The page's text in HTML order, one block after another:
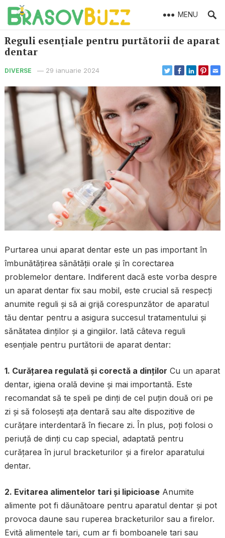
MENU
Reguli esențiale pentru purtătorii de aparat
dentar
DIVERSE — 29 ianuarie 2024
Purtarea unui aparat dentar este un pas important în
îmbunătățirea sănătății orale și în corectarea
problemelor dentare. Indiferent dacă este vorba despre
un aparat dentar fix sau mobil, este crucial să respecți
anumite reguli și să ai grijă corespunzător de aparatul
tău dentar pentru a asigura succesul tratamentului și
sănătatea dinților și a gingiilor. Iată câteva reguli
esențiale pentru purtătorii de aparat dentar:
1. Curățarea regulată și corectă a dinților Cu un aparat
dentar, igiena orală devine și mai importantă. Este
recomandat să te speli pe dinți de cel puțin două ori pe
zi și să folosești ața dentară sau alte dispozitive de
curățare interdentară în fiecare zi. În plus, poți folosi o
periuță de dinți cu cap special, adaptată pentru
curățarea în jurul bracketurilor și a firelor aparatului
dentar.
2. Evitarea alimentelor tari și lipicioaseAnumite
alimente pot fi dăunătoare pentru aparatul dentar și pot
provoca daune sau ruperea bracketurilor sau a firelor.
Evită alimentele tari, cum ar fi bomboanele tari sau